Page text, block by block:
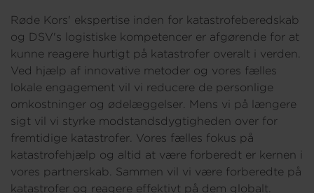
Røde Kors' ekspertise inden for katastrofeberedskab
og DSV's logistiske kompetencer er afgørende for at
kunne reagere hurtigt på katastrofer overalt i verden.
Ved hjælp af innovative metoder og vores fælles
lokale engagement vil vi reducere de personlige
omkostninger og ødelæggelser. Mens vi på længere
sigt vil vi styrke modstandsdygtigheden over for
fremtidige katastrofer. Vores fælles fokus på
katastrofehjælp og altid at være forberedt er kernen i
vores partnerskab. Sammen vil vi være forberedte på
katastrofer og reagere effektivt på dem globalt.